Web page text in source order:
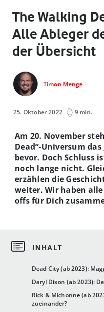
The Walking
Alle Ableger
der Übersicht
Timon Menge
25. Oktober 2022 9 min.
Dead City (ab 2023):
Daryl Dixon (ab 2023):
Rick & Michonne (ab
zueinander?
Am 20. November
Dead“-Universum
bevor. Doch Schluss
noch lange nicht.
erzählen die
weiter. Wir haben alle
offs für Dich